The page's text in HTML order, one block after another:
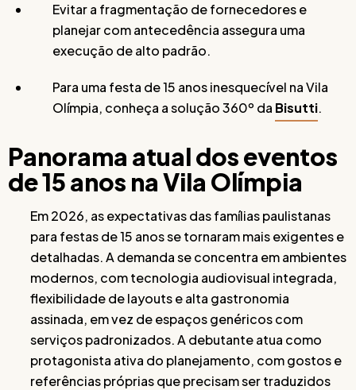
Evitar a fragmentação de fornecedores e
planejar com antecedência assegura uma
execução de alto padrão.
Para uma festa de 15 anos inesquecível na Vila
Olímpia, conheça a solução 360º da Bisutti.
Panorama atual dos eventos
de 15 anos na Vila Olímpia
Em 2026, as expectativas das famílias paulistanas
para festas de 15 anos se tornaram mais exigentes e
detalhadas. A demanda se concentra em ambientes
modernos, com tecnologia audiovisual integrada,
flexibilidade de layouts e alta gastronomia
assinada, em vez de espaços genéricos com
serviços padronizados. A debutante atua como
protagonista ativa do planejamento, com gostos e
referências próprias que precisam ser traduzidos